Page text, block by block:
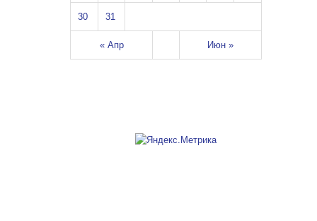
« Апр Июн »
30 31